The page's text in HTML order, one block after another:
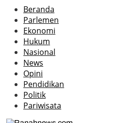
Beranda
Parlemen
Ekonomi
Hukum
Nasional
News
Opini
Pendidikan
Politik
Pariwisata